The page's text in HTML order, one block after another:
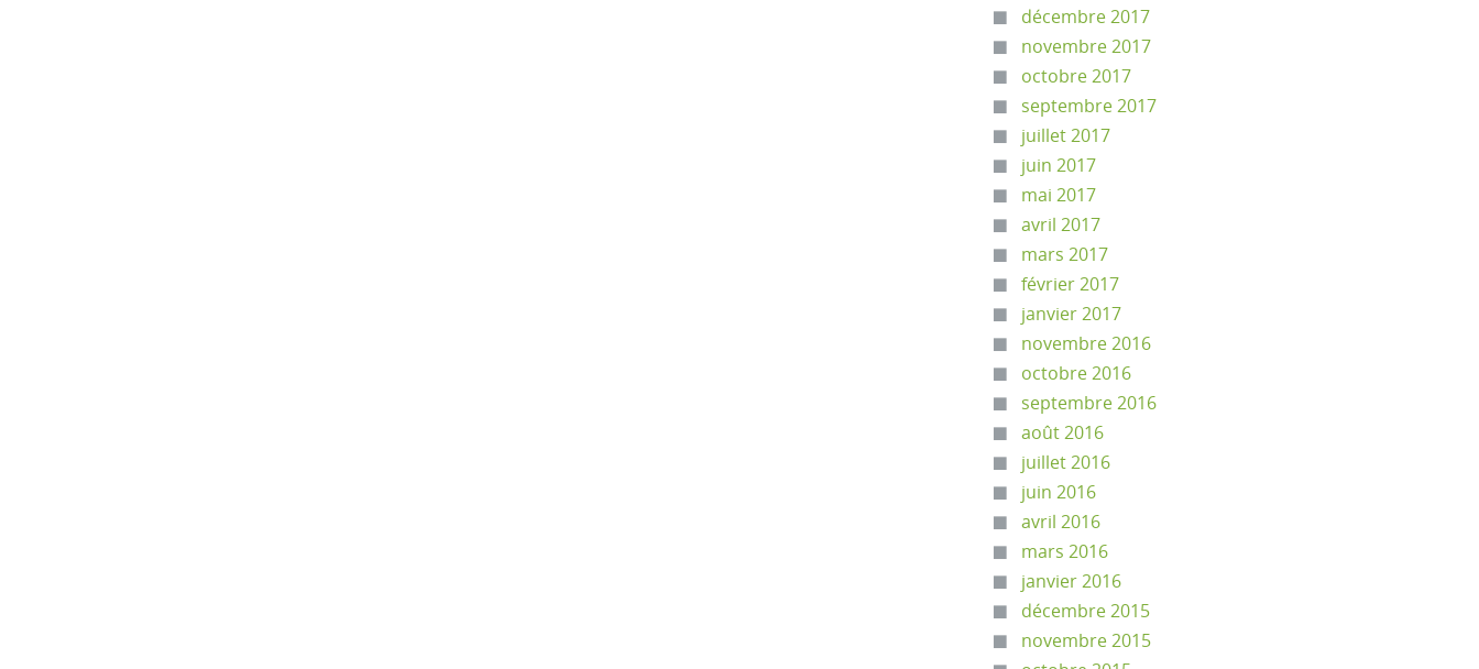
décembre 2017
novembre 2017
octobre 2017
septembre 2017
juillet 2017
juin 2017
mai 2017
avril 2017
mars 2017
février 2017
janvier 2017
novembre 2016
octobre 2016
septembre 2016
août 2016
juillet 2016
juin 2016
avril 2016
mars 2016
janvier 2016
décembre 2015
novembre 2015